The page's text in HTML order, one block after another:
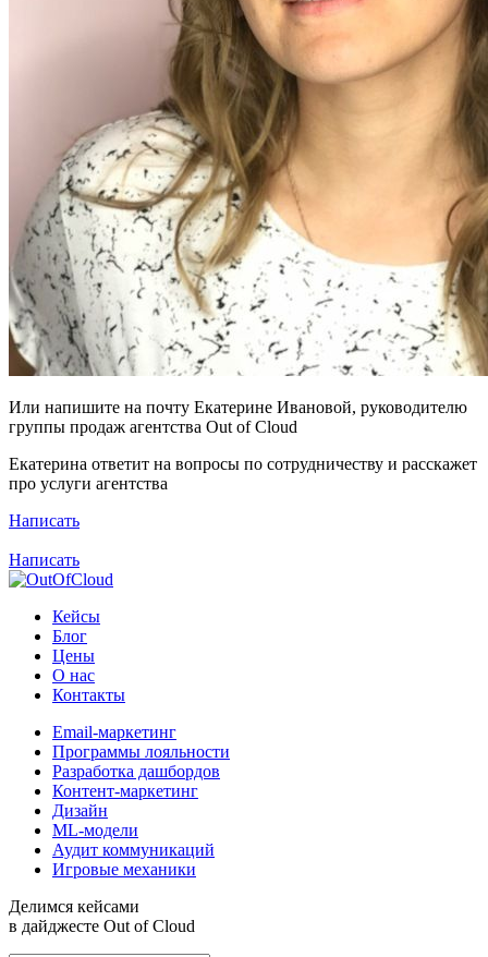
Или напишите на почту Екатерине Ивановой, руководителю
группы продаж агентства Out of Cloud
Екатерина ответит на вопросы по сотрудничеству и расскажет
про услуги агентства
Написать
Написать
Кейсы
Блог
Цены
О нас
Контакты
Email-маркетинг
Программы лояльности
Разработка дашбордов
Контент-маркетинг
Дизайн
ML-модели
Аудит коммуникаций
Игровые механики
Делимся кейсами
в дайджесте Out of Cloud